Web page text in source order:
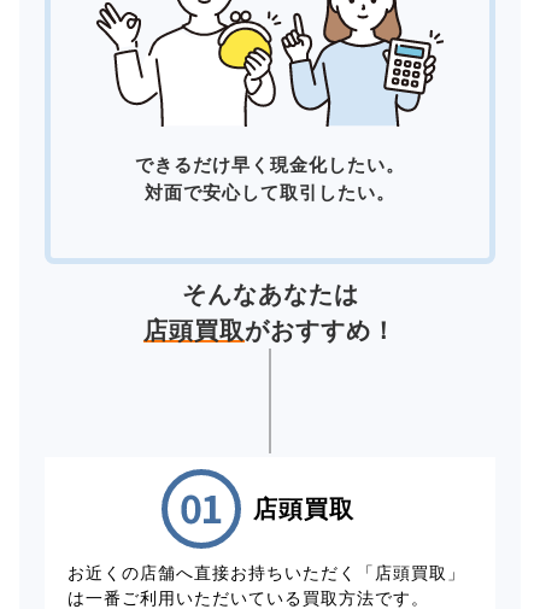
できるだけ早く現金化したい。
対面で安心して取引したい。
そんなあなたは
店頭買取がおすすめ！
店頭買取
お近くの店舗へ直接お持ちいただく「店頭買取」
は一番ご利用いただいている買取方法です。